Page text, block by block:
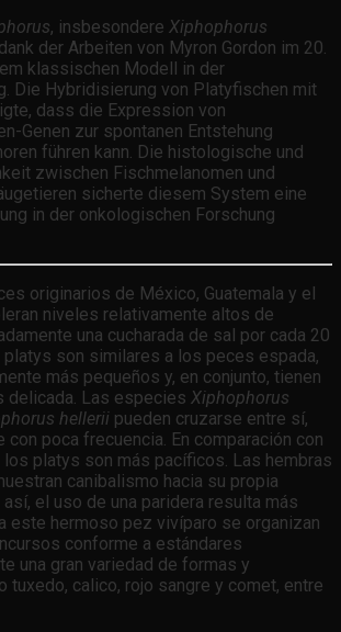
, insbesondere Xiphophorus
der Arbeiten von Myron Gordon im 20.
klassischen Modell in der
Die Hybridisierung von Platyfischen mit
dass die Expression von
Genen zur spontanen Entstehung
führen kann. Die histologische und
zwischen Fischmelanomen und
sicherte diesem System eine
in der onkologischen Forschung
originarios de México, Guatemala y el
niveles relativamente altos de
una cucharada de sal por cada 20
platys son similares a los peces espada,
más pequeños y, en conjunto, tienen
delicada. Las especies Xiphophorus
hellerii pueden cruzarse entre sí,
con poca frecuencia. En comparación con
platys son más pacíficos. Las hembras
canibalismo hacia su propia
el uso de una paridera resulta más
este hermoso pez vivíparo se organizan
conforme a estándares
una gran variedad de formas y
tuxedo, calico, rojo sangre y comet, entre